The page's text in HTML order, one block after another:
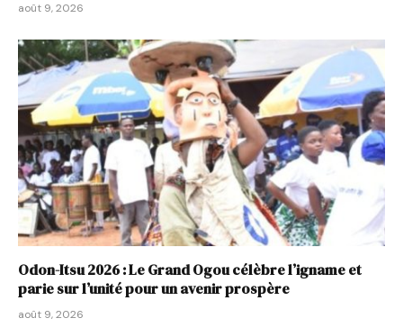
août 9, 2026
Odon-Itsu 2026 : Le Grand Ogou célèbre l’igname et
parie sur l’unité pour un avenir prospère
août 9, 2026